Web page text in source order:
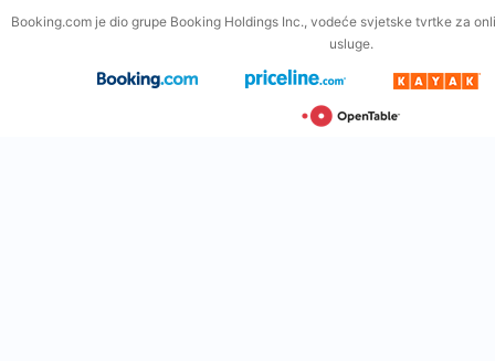
Booking.com je dio grupe Booking Holdings Inc., vodeće svjetske tvrtke za
usluge.